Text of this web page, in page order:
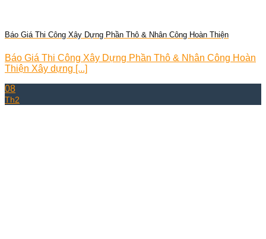
Báo Giá Thi Công Xây Dựng Phần Thô & Nhân Công Hoàn Thiện
Báo Giá Thi Công Xây Dựng Phần Thô & Nhân Công Hoàn
Thiện Xây dựng [...]
08
Th2